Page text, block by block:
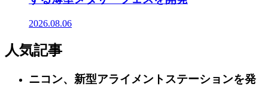
2026.08.06
人気記事
ニコン、新型アライメントステーションを発